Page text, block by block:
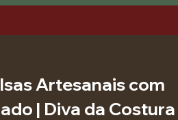
Artesanais com
| Diva da Costura